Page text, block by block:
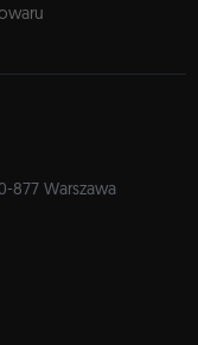
877 Warszawa